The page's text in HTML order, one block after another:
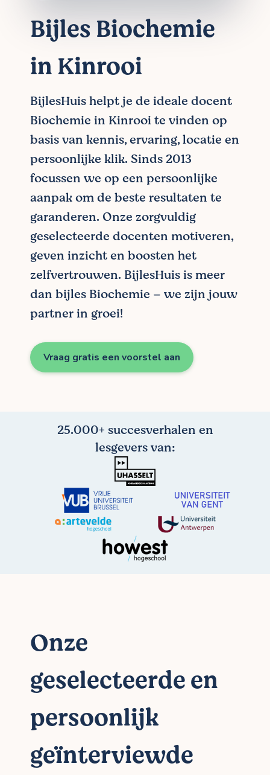
Bijles Biochemie
in Kinrooi
BijlesHuis helpt je de ideale docent
Biochemie in Kinrooi te vinden op
basis van kennis, ervaring, locatie en
persoonlijke klik. Sinds 2013
focussen we op een persoonlijke
aanpak om de beste resultaten te
garanderen. Onze zorgvuldig
geselecteerde docenten motiveren,
geven inzicht en boosten het
zelfvertrouwen. BijlesHuis is meer
dan bijles Biochemie – we zijn jouw
partner in groei!
Vraag gratis een voorstel aan
25.000+ succesverhalen en
lesgevers van:
Onze
geselecteerde en
persoonlijk
geïnterviewde